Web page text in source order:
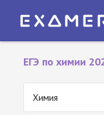
ЕГЭ по химии
Химия